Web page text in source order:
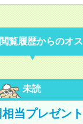
覧履歴からのオ
未読
当プレゼン